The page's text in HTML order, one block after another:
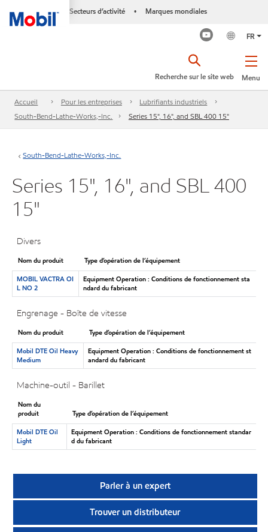
Secteurs d’activité • Marques mondiales
FR
Menu
Recherche sur le site web
Accueil Pour les entreprises
Lubrifiants industriels
South-Bend-Lathe-Works,-Inc.
Series 15", 16", and SBL 400 15"
South-Bend-Lathe-Works,-Inc.
Series 15", 16", and SBL 400
15"
Divers
Nom du produit
Type d’opération de l’équipement
MOBIL VACTRA OI
L NO 2
Equipment Operation : Conditions de fonctionnement sta
ndard du fabricant
Engrenage - Boîte de vitesse
Nom du produit
Type d’opération de l’équipement
Mobil DTE Oil Heavy
Medium
Equipment Operation : Conditions de fonctionnement st
andard du fabricant
Machine-outil - Barillet
Nom du
produit
Type d’opération de l’équipement
Mobil DTE Oil
Light
Equipment Operation : Conditions de fonctionnement standar
d du fabricant
Parler à un expert
Trouver un distributeur